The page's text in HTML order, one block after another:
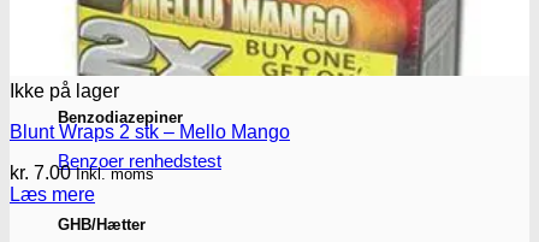
LSD
LSD renhedstest
Benzodiazepiner
Benzoer renhedstest
GHB/Hætter
Ikke på lager
Blunt Wraps 2 stk – Mello Mango
kr. 7.00 Inkl. moms
Læs mere